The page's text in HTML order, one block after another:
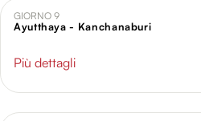
GIORNO 9
Ayutthaya - Kanchanaburi
Più dettagli